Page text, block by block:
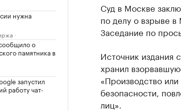
нужна
о
памятника в
запустил
работу чат-
Суд в Москве
по делу о взрыве в
Заседание по
Источник издания
хранил
«Производство
безопасности,
лиц».